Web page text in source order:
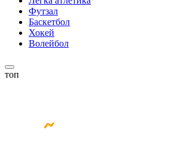
Футзал
Баскетбол
Хокей
Волейбол
топ